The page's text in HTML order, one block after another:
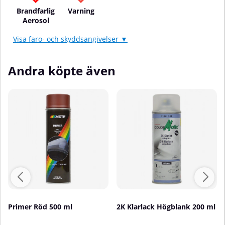
Brandfarlig
Aerosol
Varning
Visa faro- och skyddsangivelser ▼
Andra köpte även
Primer Röd 500 ml 2K Klarlack Högblank 200 ml